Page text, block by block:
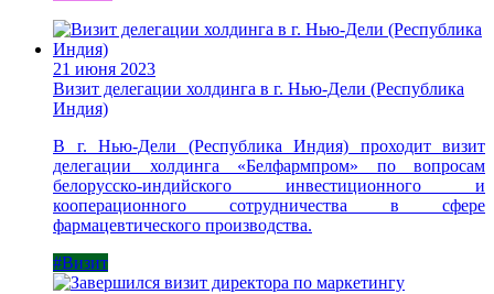
21 июня 2023
Визит делегации холдинга в г. Нью-Дели (Республика
Индия)
В г. Нью-Дели (Республика Индия) проходит визит
делегации холдинга «Белфармпром» по вопросам
белорусско-индийского инвестиционного и
кооперационного сотрудничества в сфере
фармацевтического производства.
#Визит